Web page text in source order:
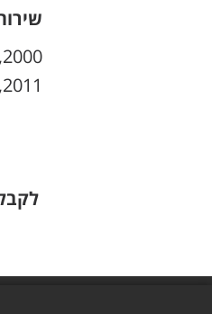
2011, 2012, 2013, 2014, 2015, 2017, 2018, 2019, 2020, 2021